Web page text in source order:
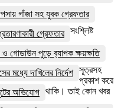
গাঁজা সহ যুবক গ্রেফতার
গ্রেফতার
ও গোডাউন পুড়ে ব‍্যাপক ক্ষয়ক্ষতি
মধ্যে দাখিলের নির্দেশ
অভিযোগ
সংশ্লিষ্ট
সূত্রসহ
প্রকাশ করে
থাকি। তাই কোন খবর